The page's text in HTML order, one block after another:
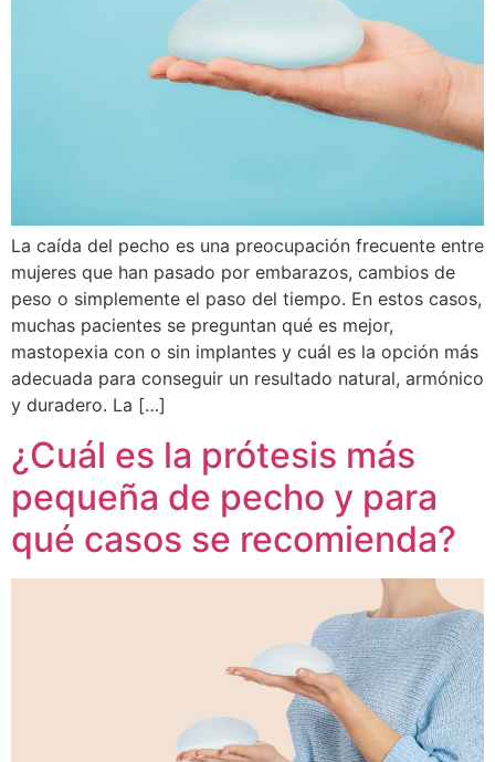
La caída del pecho es una preocupación frecuente entre
mujeres que han pasado por embarazos, cambios de
peso o simplemente el paso del tiempo. En estos casos,
muchas pacientes se preguntan qué es mejor,
mastopexia con o sin implantes y cuál es la opción más
adecuada para conseguir un resultado natural, armónico
y duradero. La […]
¿Cuál es la prótesis más
pequeña de pecho y para
qué casos se recomienda?